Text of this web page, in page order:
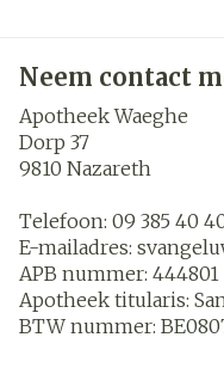
Neem contact
Apotheek Waeghe
Dorp 37
9810 Nazareth
Telefoon: 09 385 40
E-mailadres:
APB nummer: 444801
Apotheek titularis:
BTW nummer: